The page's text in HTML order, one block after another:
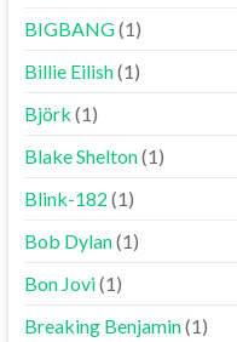
BIGBANG(1)
Billie Eilish(1)
Björk (1)
Blake Shelton(1)
Blink-182 (1)
Bob Dylan(1)
Bon Jovi(1)
Breaking Benjamin(1)